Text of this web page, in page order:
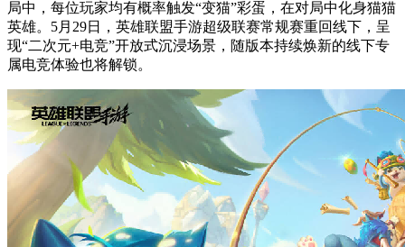
局中，每位玩家均有概率触发“变猫”彩蛋，在对局中化身猫猫
英雄。5月29日，英雄联盟手游超级联赛常规赛重回线下，呈
现“二次元+电竞”开放式沉浸场景，随版本持续焕新的线下专
属电竞体验也将解锁。